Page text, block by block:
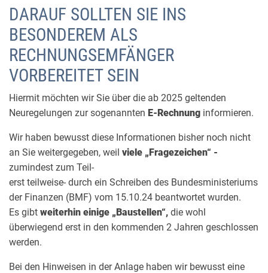
DARAUF SOLLTEN SIE INS
BESONDEREM ALS
RECHNUNGSEMFÄNGER
VORBEREITET SEIN
Hiermit möchten wir Sie über die ab 2025 geltenden
Neuregelungen zur sogenannten E-Rechnung informieren.
Wir haben bewusst diese Informationen bisher noch nicht
an Sie weitergegeben, weil viele „Fragezeichen“ -
zumindest zum Teil-
erst teilweise- durch ein Schreiben des Bundesministeriums
der Finanzen (BMF) vom 15.10.24 beantwortet wurden.
Es gibt weiterhin einige „Baustellen“, die wohl
überwiegend erst in den kommenden 2 Jahren geschlossen
werden.
Bei den Hinweisen in der Anlage haben wir bewusst eine